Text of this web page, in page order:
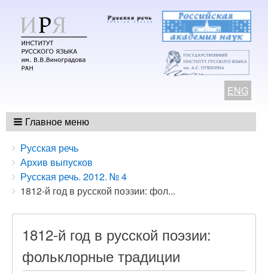
ENG
Главное меню
Breadcrumbs
You
are
here:
Русская речь
Архив выпусков
Русская речь. 2012. № 4
1812-й год в русской поэзии: фол...
1812-й год в русской поэзии:
фольклорные традиции